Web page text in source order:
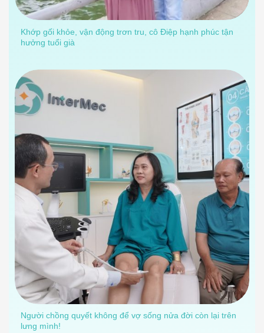
Khớp gối khỏe, vận động trơn tru, cô Điệp hạnh phúc tận
hưởng tuổi già
Người chồng quyết không để vợ sống nửa đời còn lại trên
lưng mình!